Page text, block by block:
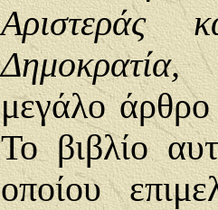
Αριστεράς
Δημοκρατία,
μεγάλο
Το βιβλίο
οποίου